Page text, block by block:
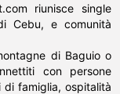
riunisce single
Cebu, e comunità
di Baguio o
con persone
famiglia, ospitalità